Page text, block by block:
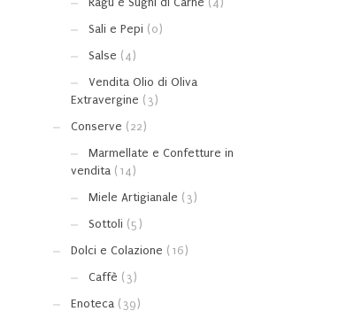
Sali e Pepi (0)
Salse (4)
Vendita Olio di Oliva
Extravergine (3)
Conserve (22)
Marmellate e Confetture in
vendita (14)
Miele Artigianale (3)
Sottoli (5)
Dolci e Colazione (16)
Caffè (3)
Enoteca (39)